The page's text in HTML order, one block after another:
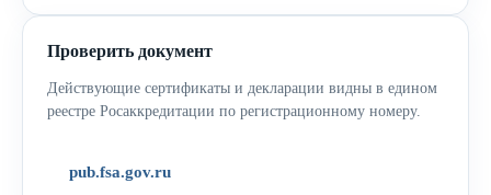
Проверить документ
Действующие сертификаты и декларации видны в едином
реестре Росаккредитации по регистрационному номеру.
pub.fsa.gov.ru